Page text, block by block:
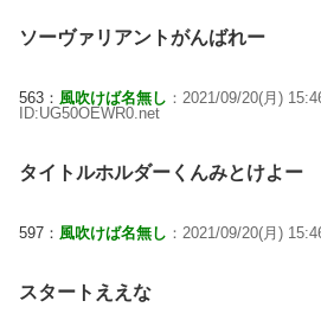
ソーヴァリアントがんばれー
563： 風吹けば名無し ：2021/09/20(月)
ID:UG50OEWR0.net
タイトルホルダーくんみとけよー
597： 風吹けば名無し ：2021/09/20(月)
スタートええな